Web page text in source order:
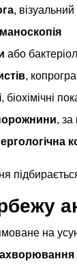
,
або
,
, біохімічні
, за
на